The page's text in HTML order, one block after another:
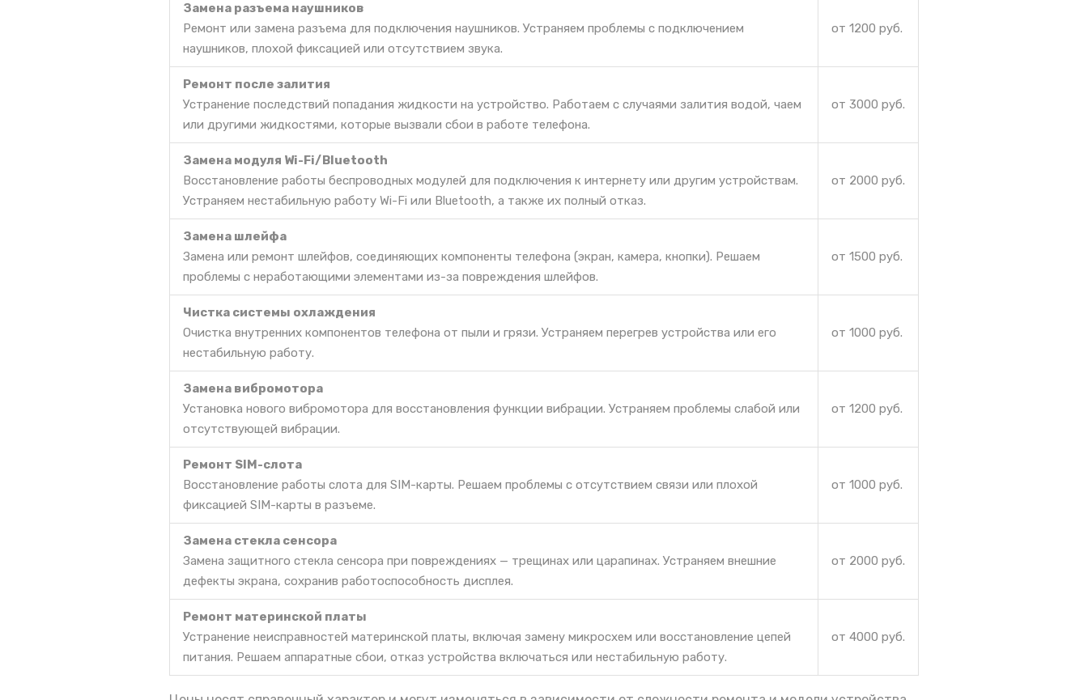
Замена разъема наушников
Ремонт или замена разъема для подключения наушников. Устраняем проблемы с подключением
наушников, плохой фиксацией или отсутствием звука.
от 1200 руб.
Ремонт после залития
Устранение последствий попадания жидкости на устройство. Работаем с случаями залития водой, чаем
или другими жидкостями, которые вызвали сбои в работе телефона.
от 3000 руб.
Замена модуля Wi-Fi/Bluetooth
Восстановление работы беспроводных модулей для подключения к интернету или другим устройствам.
Устраняем нестабильную работу Wi-Fi или Bluetooth, а также их полный отказ.
от 2000 руб.
Замена шлейфа
Замена или ремонт шлейфов, соединяющих компоненты телефона (экран, камера, кнопки). Решаем
проблемы с неработающими элементами из-за повреждения шлейфов.
от 1500 руб.
Чистка системы охлаждения
Очистка внутренних компонентов телефона от пыли и грязи. Устраняем перегрев устройства или его
нестабильную работу.
от 1000 руб.
Замена вибромотора
Установка нового вибромотора для восстановления функции вибрации. Устраняем проблемы слабой или
отсутствующей вибрации.
от 1200 руб.
Ремонт SIM-слота
Восстановление работы слота для SIM-карты. Решаем проблемы с отсутствием связи или плохой
фиксацией SIM-карты в разъеме.
от 1000 руб.
Замена стекла сенсора
Замена защитного стекла сенсора при повреждениях — трещинах или царапинах. Устраняем внешние
дефекты экрана, сохранив работоспособность дисплея.
от 2000 руб.
Ремонт материнской платы
Устранение неисправностей материнской платы, включая замену микросхем или восстановление цепей
питания. Решаем аппаратные сбои, отказ устройства включаться или нестабильную работу.
от 4000 руб.